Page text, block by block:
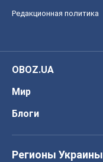
Редакционная политика
OBOZ.UA
Мир
Блоги
Регионы Украины